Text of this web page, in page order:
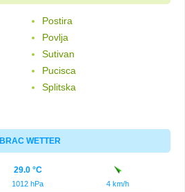
Postira
Povlja
Sutivan
Pucisca
Splitska
BRAC WETTER
29.0 °C
1012 hPa 4 km/h